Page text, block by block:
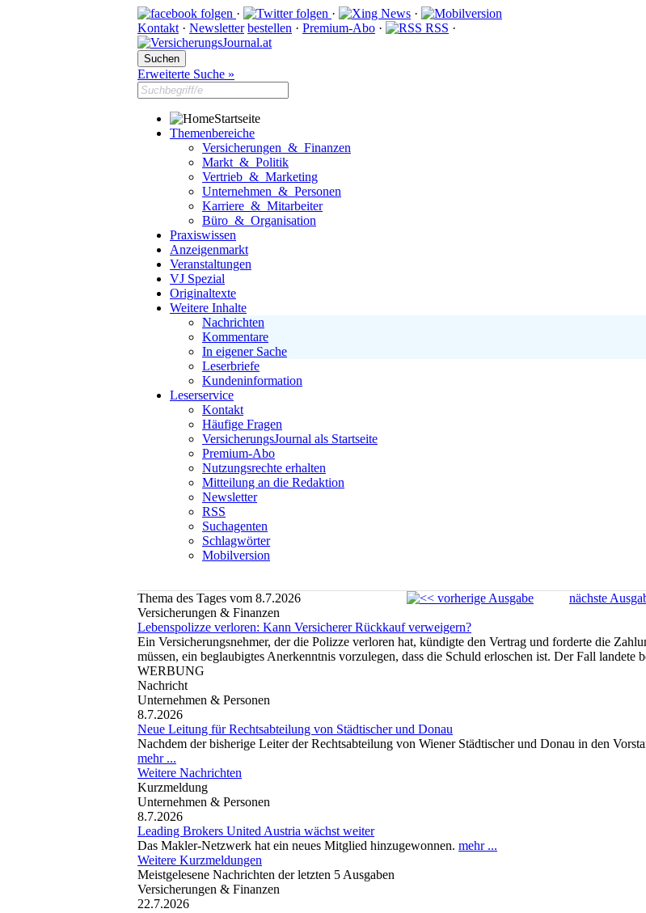
· ·
·
Kontakt · Newsletter bestellen · Premium-Abo · RSS ·
Erweiterte Suche »
Startseite
Themenbereiche
Versicherungen & Finanzen
Markt & Politik
Vertrieb & Marketing
Unternehmen & Personen
Karriere & Mitarbeiter
Büro & Organisation
Praxiswissen
Anzeigenmarkt
Veranstaltungen
VJ Spezial
Originaltexte
Weitere Inhalte
Nachrichten
Kommentare
In eigener Sache
Leserbriefe
Kundeninformation
Leserservice
Kontakt
Häufige Fragen
VersicherungsJournal als Startseite
Premium-Abo
Nutzungsrechte erhalten
Mitteilung an die Redaktion
Newsletter
RSS
Suchagenten
Schlagwörter
Mobilversion
Thema des Tages vom 8.7.2026 vorherige Ausgabe
nächste
Versicherungen & Finanzen
Lebenspolizze verloren: Kann Versicherer Rückkauf verweigern?
Ein Versicherungsnehmer, der die Polizze verloren hat, kündigte den Vertrag und forderte die
müssen, ein beglaubigtes Anerkenntnis vorzulegen, dass die Schuld erloschen ist. Der Fall
WERBUNG
Nachricht
Unternehmen & Personen
8.7.2026
Neue Leitung für Rechtsabteilung von Städtischer und Donau
Nachdem der bisherige Leiter der Rechtsabteilung von Wiener Städtischer und Donau in den
mehr ...
Weitere Nachrichten
Kurzmeldung
Unternehmen & Personen
8.7.2026
Leading Brokers United Austria wächst weiter
Das Makler-Netzwerk hat ein neues Mitglied hinzugewonnen. mehr ...
Weitere Kurzmeldungen
Meistgelesene Nachrichten der letzten 5 Ausgaben
Versicherungen & Finanzen
22.7.2026